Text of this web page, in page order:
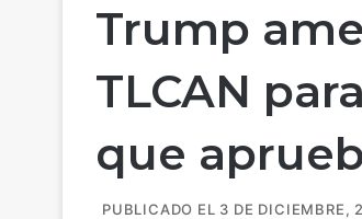
Trump
TLCAN
que
PUBLICADO EL 3 DE DICIEMBRE,